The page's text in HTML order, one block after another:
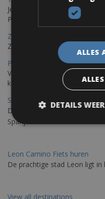
Je kunt een fiets huren met
Pula of elders in Istrië
Zadar Fietsverhuur
Zadar, een verborgen parel
Porto – Santiago De
Voor fietsen raden wij aan
kust te rijden; De weg van St.
St Jacobs Route Fietsverhuur
De Camino del Norte loopt
Spanje
Leon Camino Fiets huren
De prachtige stad Leon ligt
View all destinations
ALLES
DETAILS